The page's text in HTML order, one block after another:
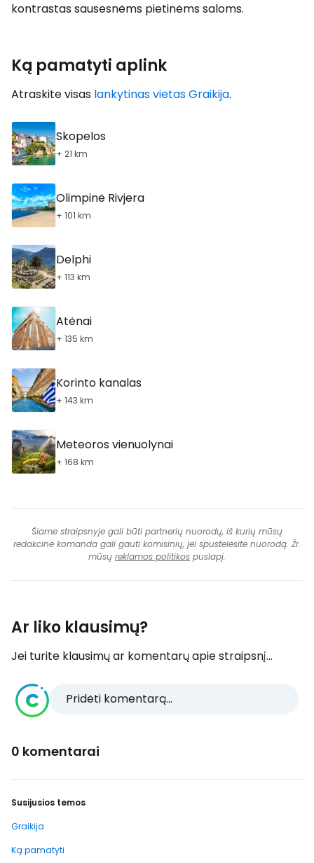
kontrastas sausesnėms pietinėms saloms.
Ką pamatyti aplink
Atraskite visas lankytinas vietas Graikija.
Skopelos
+ 21 km
Olimpinė Rivjera
+ 101 km
Delphi
+ 113 km
Atėnai
+ 135 km
Korinto kanalas
+ 143 km
Meteoros vienuolynai
+ 168 km
Šiame straipsnyje gali būti partnerių nuorodų, iš kurių mūsų
redakcinė komanda gali gauti komisinių, jei spustelėsite nuorodą. Žr.
mūsų reklamos politikos puslapį.
Ar liko klausimų?
Jei turite klausimų ar komentarų apie straipsnį...
Pridėti komentarą...
0 komentarai
Susijusios temos
Graikija
Ką pamatyti